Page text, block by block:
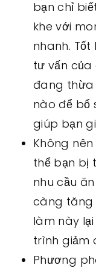
bạn chỉ
khe với
nhanh.
tư vấn
đang thừa
nào để bổ
giúp bạn
Không
thể bạn bị
nhu cầu
càng tăng
làm này
trình giảm
Phương